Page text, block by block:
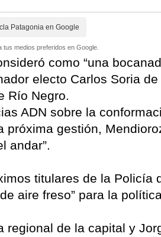
Patagonia en Google
tus medios preferidos en Google.
como “una
electo Carlos Soria
Río Negro.
ADN sobre la
gestión,
andar”.
titulares de la Policía
aire freso” para la
regional de la capital y